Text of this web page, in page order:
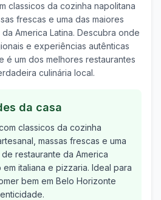
classicos da cozinha napolitana
frescas e uma das maiores
America Latina. Descubra onde
e experiências autênticas
é um dos melhores restaurantes
culinária local.
da casa
classicos da cozinha
massas frescas e uma
restaurante da America
em italiana e pizzaria. Ideal para
bem em Belo Horizonte